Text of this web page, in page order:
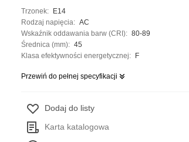
Trzonek:
E14
Rodzaj napięcia: AC
Wskaźnik oddawania barw (CRI): 80-89
Średnica (mm): 45
Klasa efektywności energetycznej:
F
Przewiń do pełnej specyfikacji
Dodaj do listy
Karta katalogowa